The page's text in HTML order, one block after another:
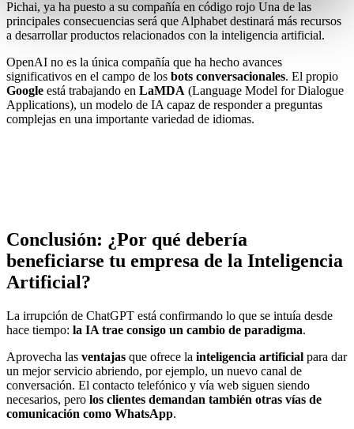
Pichai, ya ha puesto a su compañía en código rojo Una de las
principales consecuencias será que Alphabet destinará más recursos
a desarrollar productos relacionados con la inteligencia artificial.
OpenAI no es la única compañía que ha hecho avances
significativos en el campo de los bots conversacionales. El propio
Google está trabajando en LaMDA (Language Model for Dialogue
Applications), un modelo de IA capaz de responder a preguntas
complejas en una importante variedad de idiomas.
Conclusión: ¿Por qué debería
beneficiarse tu empresa de la Inteligencia
Artificial?
La irrupción de ChatGPT está confirmando lo que se intuía desde
hace tiempo: la IA trae consigo un cambio de paradigma.
Aprovecha las ventajas que ofrece la inteligencia artificial para dar
un mejor servicio abriendo, por ejemplo, un nuevo canal de
conversación. El contacto telefónico y vía web siguen siendo
necesarios, pero los clientes demandan también otras vías de
comunicación como WhatsApp.